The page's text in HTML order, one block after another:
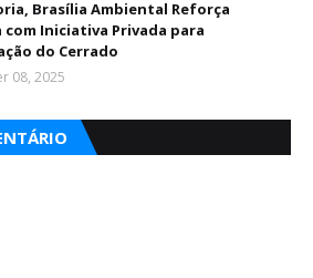
Brasília Ambiental Reforça
com Iniciativa Privada para
do Cerrado
08, 2025